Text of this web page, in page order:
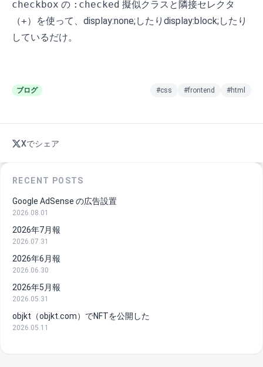
checkbox の :checked 擬似クラスと隣接セレクタ
（+）を使って、display:none;したりdisplay:block;したり
しているだけ。
ブログ #css #frontend #html
Xでシェア
RECENT POSTS
Google AdSense の広告設置
2026.08.01
2026年7月報
2026.07.31
2026年6月報
2026.06.30
2026年5月報
2026.05.31
objkt（objkt.com）でNFTを公開した
2026.05.11